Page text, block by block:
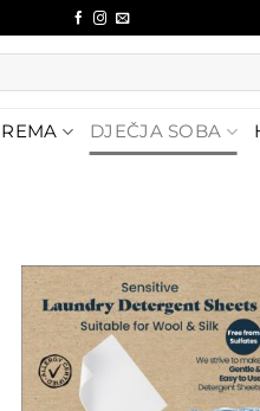
DJEČJA SOBA
Dodajte
na listu
želja